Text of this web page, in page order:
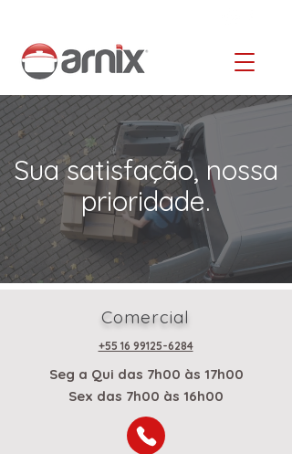
Sua satisfação, nossa
prioridade.
Comercial
+55 16 99125-6284
Seg a Qui das 7h00 às 17h00
Sex das 7h00 às 16h00